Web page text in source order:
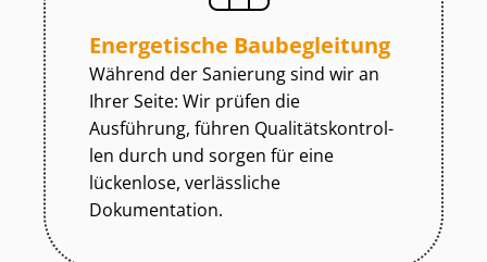
Energetische Baubegleitung
Während der Sanierung sind wir an
Ihrer Seite: Wir prüfen die
Ausführung, führen Qua­li­täts­kon­trol­
len durch und sorgen für eine
lückenlose, verlässliche
Dokumentation.